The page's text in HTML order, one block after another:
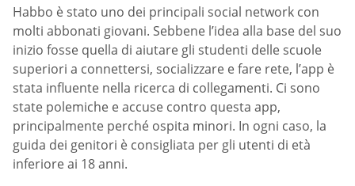
Habbo è stato uno dei principali social network con
molti abbonati giovani. Sebbene l’idea alla base del suo
inizio fosse quella di aiutare gli studenti delle scuole
superiori a connettersi, socializzare e fare rete, l’app è
stata influente nella ricerca di collegamenti. Ci sono
state polemiche e accuse contro questa app,
principalmente perché ospita minori. In ogni caso, la
guida dei genitori è consigliata per gli utenti di età
inferiore ai 18 anni.